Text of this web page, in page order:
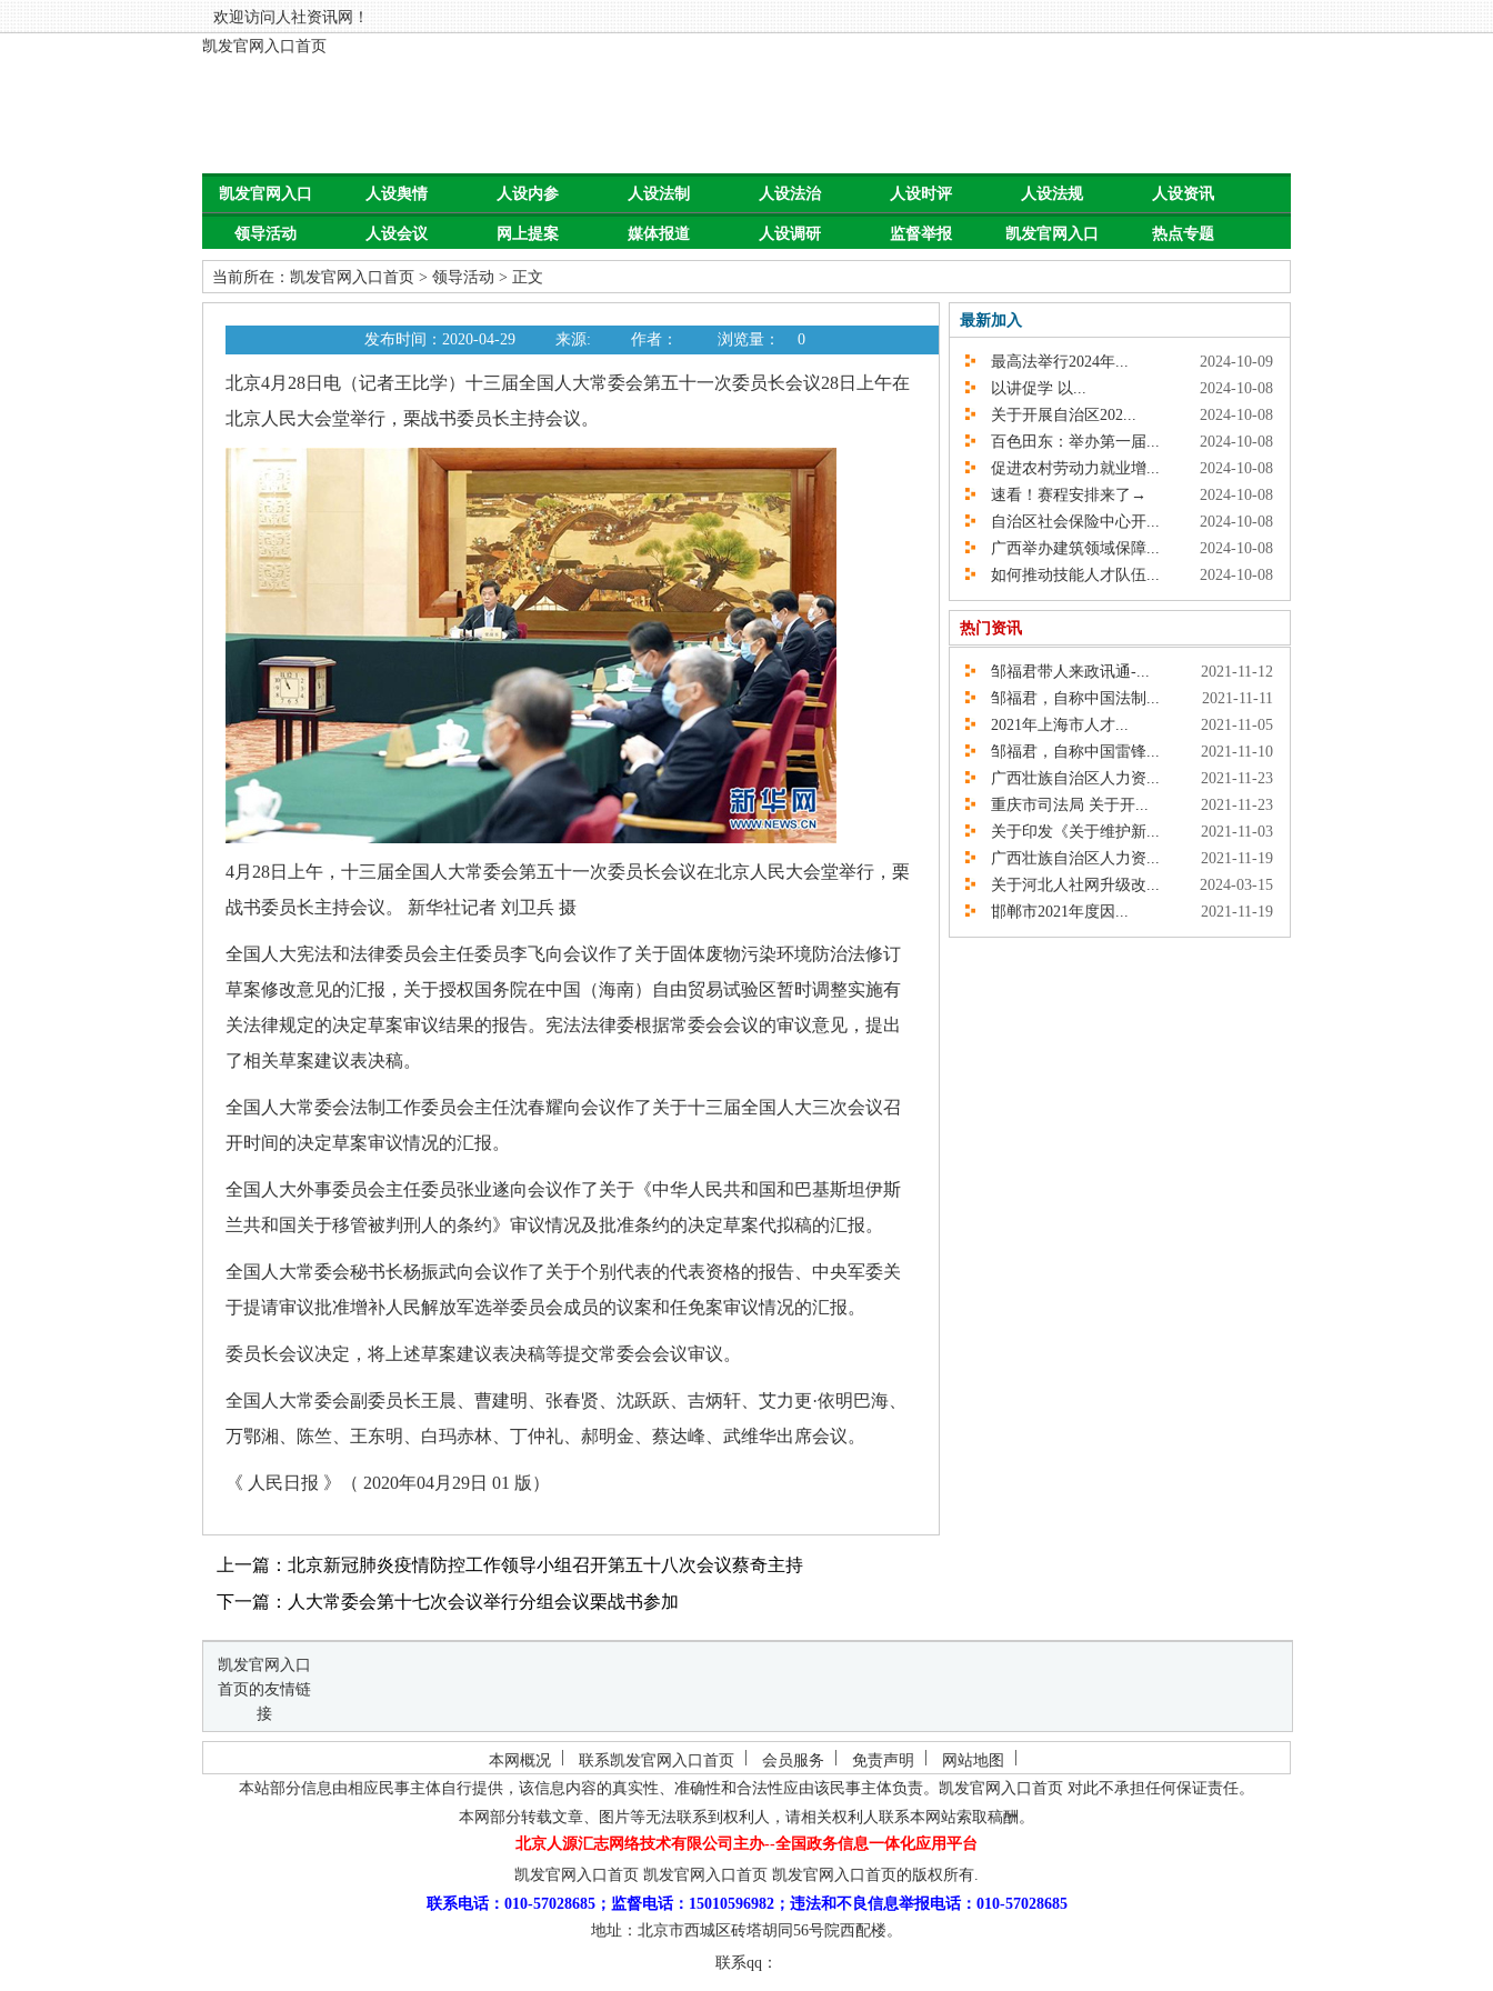
欢迎访问人社资讯网！
凯发官网入口首页
凯发官网入口
首页
人设舆情 人设内参 人设法制 人设法治 人设时评 人设法规 人设资讯
领导活动 人设会议 网上提案 媒体报道 人设调研 监督举报 凯发官网入口 热点专题
当前所在： 凯发官网入口首页 > 领导活动 > 正文
发布时间：2020-04-29 来源: 作者： 浏览量： 0
北京4月28日电（记者王比学）十三届全国人大常委会第五十一次委员长会议28日上午在
北京人民大会堂举行，栗战书委员长主持会议。
4月28日上午，十三届全国人大常委会第五十一次委员长会议在北京人民大会堂举行，栗
战书委员长主持会议。 新华社记者 刘卫兵 摄
全国人大宪法和法律委员会主任委员李飞向会议作了关于固体废物污染环境防治法修订
草案修改意见的汇报，关于授权国务院在中国（海南）自由贸易试验区暂时调整实施有
关法律规定的决定草案审议结果的报告。宪法法律委根据常委会会议的审议意见，提出
了相关草案建议表决稿。
全国人大常委会法制工作委员会主任沈春耀向会议作了关于十三届全国人大三次会议召
开时间的决定草案审议情况的汇报。
全国人大外事委员会主任委员张业遂向会议作了关于《中华人民共和国和巴基斯坦伊斯
兰共和国关于移管被判刑人的条约》审议情况及批准条约的决定草案代拟稿的汇报。
全国人大常委会秘书长杨振武向会议作了关于个别代表的代表资格的报告、中央军委关
于提请审议批准增补人民解放军选举委员会成员的议案和任免案审议情况的汇报。
委员长会议决定，将上述草案建议表决稿等提交常委会会议审议。
全国人大常委会副委员长王晨、曹建明、张春贤、沈跃跃、吉炳轩、艾力更·依明巴海、
万鄂湘、陈竺、王东明、白玛赤林、丁仲礼、郝明金、蔡达峰、武维华出席会议。
《 人民日报 》（ 2020年04月29日 01 版）
上一篇：北京新冠肺炎疫情防控工作领导小组召开第五十八次会议蔡奇主持
下一篇：人大常委会第十七次会议举行分组会议栗战书参加
最新加入
最高法举行2024年...
2024-10-09
以讲促学 以...
2024-10-08
关于开展自治区202...
2024-10-08
百色田东：举办第一届...
2024-10-08
促进农村劳动力就业增...
2024-10-08
速看！赛程安排来了→
2024-10-08
自治区社会保险中心开...
2024-10-08
广西举办建筑领域保障...
2024-10-08
如何推动技能人才队伍...
2024-10-08
热门资讯
邹福君带人来政讯通-...
2021-11-12
邹福君，自称中国法制...
2021-11-11
2021年上海市人才...
2021-11-05
邹福君，自称中国雷锋...
2021-11-10
广西壮族自治区人力资...
2021-11-23
重庆市司法局 关于开...
2021-11-23
关于印发《关于维护新...
2021-11-03
广西壮族自治区人力资...
2021-11-19
关于河北人社网升级改...
2024-03-15
邯郸市2021年度因...
2021-11-19
凯发官网入口
首页的友情链
接
本网概况 联系凯发官网入口首页 会员服务 免责声明
网站地图
本站部分信息由相应民事主体自行提供，该信息内容的真实性、准确性和合法性应由该民事主体负责。 凯发官网入口首页 对此不承担任何保证责任。
本网部分转载文章、图片等无法联系到权利人，请相关权利人联系本网站索取稿酬。
北京人源汇志网络技术有限公司主办--全国政务信息一体化应用平台
凯发官网入口首页 凯发官网入口首页 凯发官网入口首页的版权所有.
联系电话：010-57028685；监督电话：15010596982；违法和不良信息举报电话：010-57028685
地址：北京市西城区砖塔胡同56号院西配楼。
联系qq：